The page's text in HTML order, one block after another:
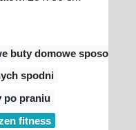
buty domowe sposoby
spodni
po praniu
fitness